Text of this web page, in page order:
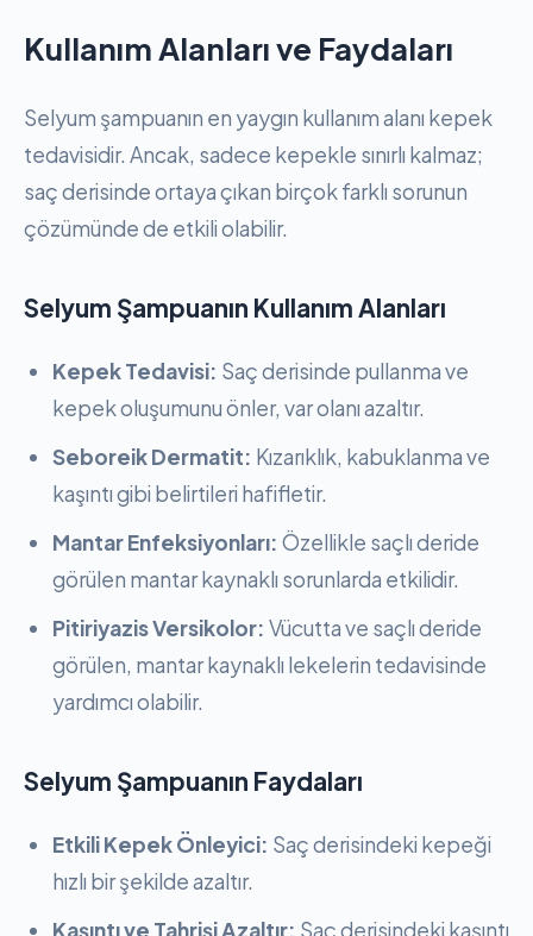
Kullanım Alanları ve Faydaları
Selyum şampuanın en yaygın kullanım alanı kepek
tedavisidir. Ancak, sadece kepekle sınırlı kalmaz;
saç derisinde ortaya çıkan birçok farklı sorunun
çözümünde de etkili olabilir.
Selyum Şampuanın Kullanım Alanları
Kepek Tedavisi: Saç derisinde pullanma ve
kepek oluşumunu önler, var olanı azaltır.
Seboreik Dermatit: Kızarıklık, kabuklanma ve
kaşıntı gibi belirtileri hafifletir.
Mantar Enfeksiyonları: Özellikle saçlı deride
görülen mantar kaynaklı sorunlarda etkilidir.
Pitiriyazis Versikolor: Vücutta ve saçlı deride
görülen, mantar kaynaklı lekelerin tedavisinde
yardımcı olabilir.
Selyum Şampuanın Faydaları
Etkili Kepek Önleyici: Saç derisindeki kepeği
hızlı bir şekilde azaltır.
Kaşıntı ve Tahrişi Azaltır: Saç derisindeki kaşıntı